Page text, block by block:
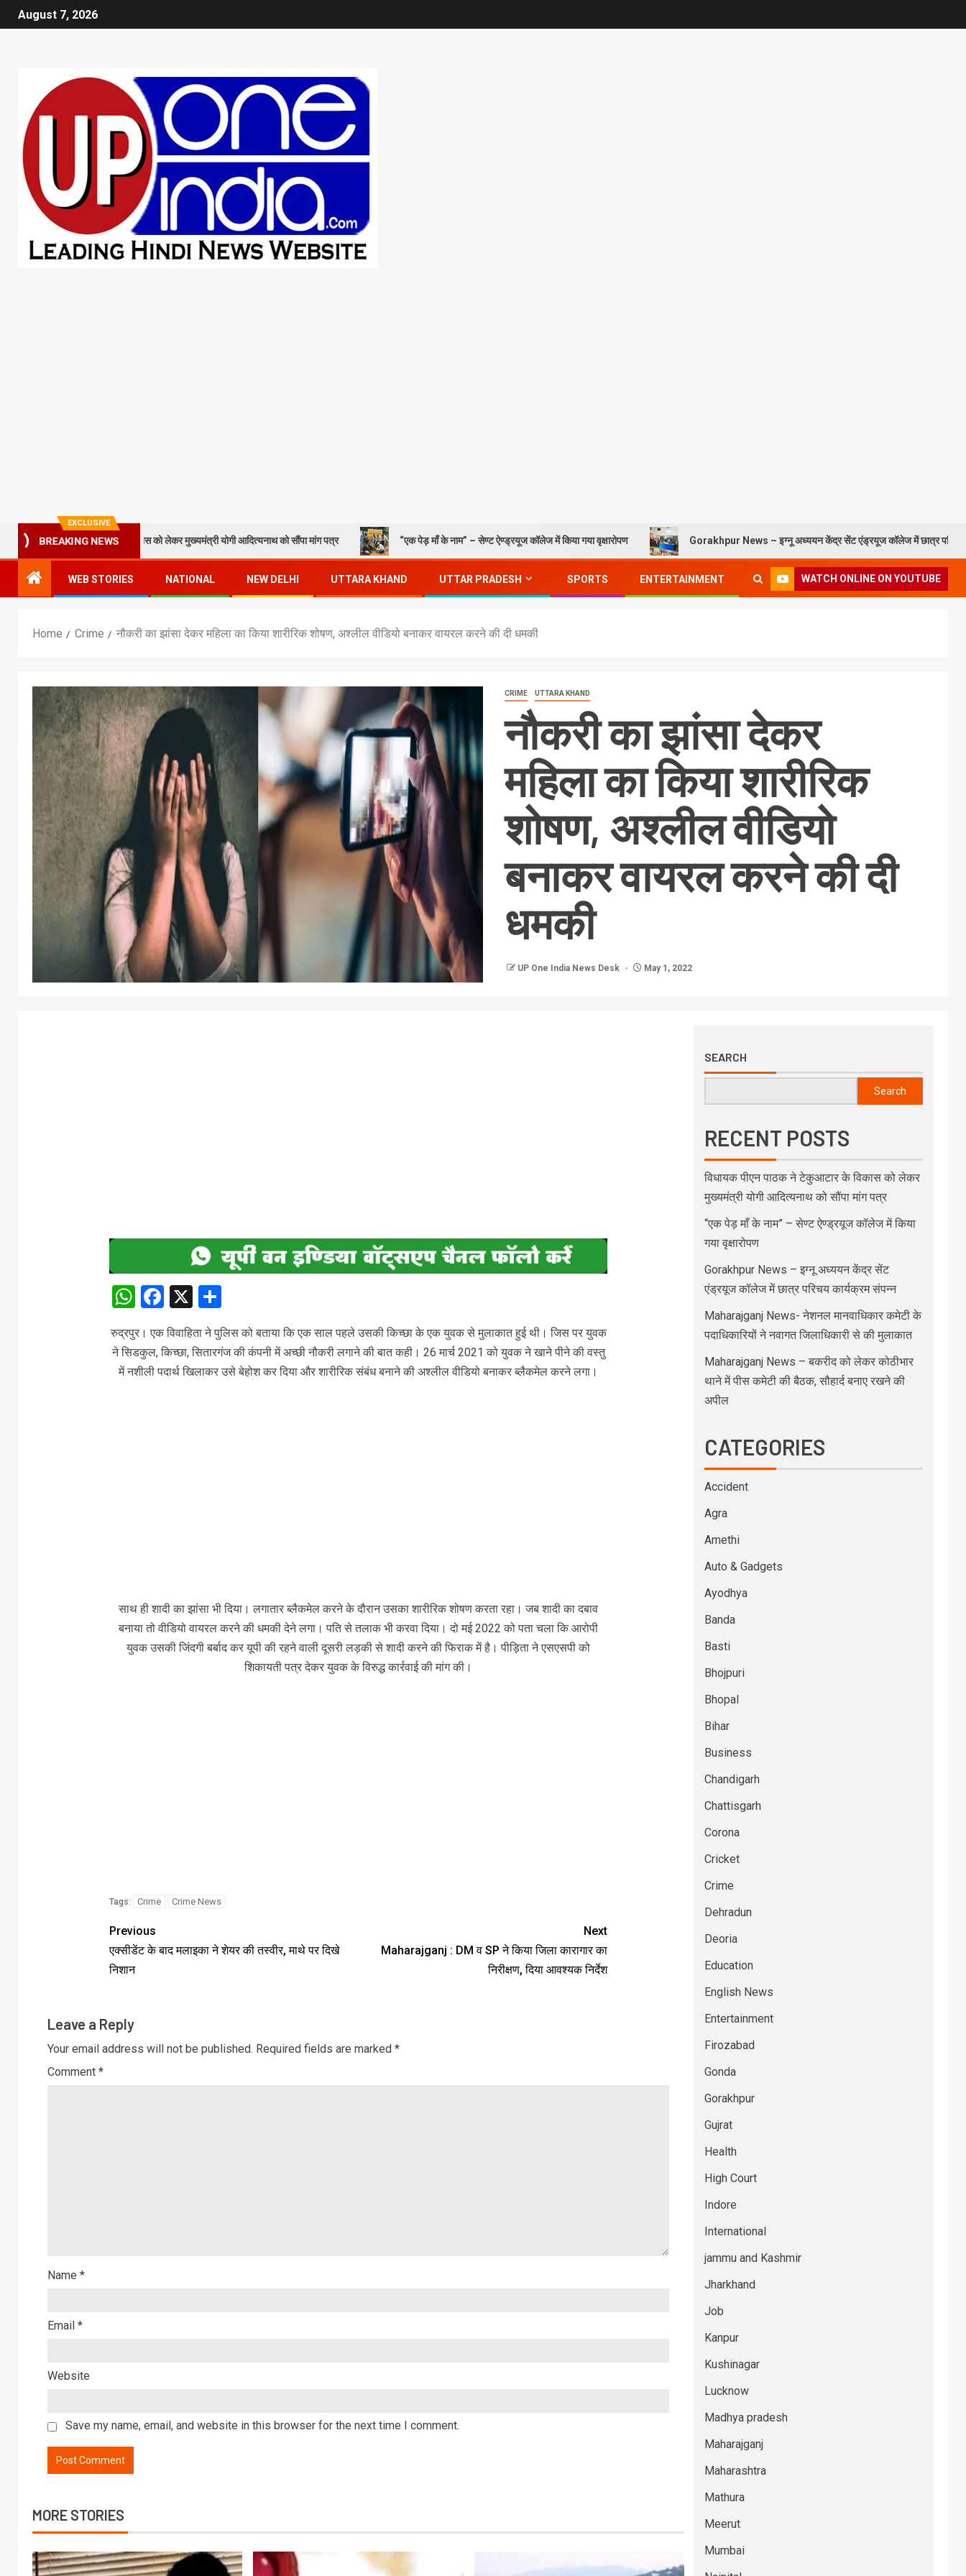
August 7, 2026
EXCLUSIVE
BREAKING NEWS
पाठक ने टेकुआटार के विकास को लेकर मुख्यमंत्री योगी आदित्यनाथ को सौंपा मांग पत्र “एक पेड़ माँ के नाम” – सेण्ट ऐण्ड्रयूज कॉलेज में किया गया वृक्षारोपण Gorakhpur News – इग्नू अध्ययन केंद्र सेंट एंड्रयूज कॉलेज में छात्र परिचय कार्यक्रम
WEB STORIES NATIONAL NEW DELHI UTTARA KHAND UTTAR PRADESH SPORTS ENTERTAINMENT WATCH ONLINE ON YOUTUBE
Home Crime नौकरी का झांसा देकर महिला का किया शारीरिक शोषण, अश्लील वीडियो बनाकर वायरल करने की दी धमकी
CRIME UTTARA KHAND
नौकरी का झांसा देकर
महिला का किया शारीरिक
शोषण, अश्लील वीडियो
बनाकर वायरल करने की दी
धमकी
UP One India News Desk May 1, 2022
WhatsApp
Facebook
X
रुद्रपुर। एक विवाहिता ने पुलिस को बताया कि एक साल पहले उसकी किच्छा के एक युवक से मुलाकात हुई थी। जिस पर युवक
ने सिडकुल, किच्छा, सितारगंज की कंपनी में अच्छी नौकरी लगाने की बात कही। 26 मार्च 2021 को युवक ने खाने पीने की वस्तु
में नशीली पदार्थ खिलाकर उसे बेहोश कर दिया और शारीरिक संबंध बनाने की अश्लील वीडियो बनाकर ब्लैकमेल करने लगा।
साथ ही शादी का झांसा भी दिया। लगातार ब्लैकमेल करने के दौरान उसका शारीरिक शोषण करता रहा। जब शादी का दबाव
बनाया तो वीडियो वायरल करने की धमकी देने लगा। पति से तलाक भी करवा दिया। दो मई 2022 को पता चला कि आरोपी
युवक उसकी जिंदगी बर्बाद कर यूपी की रहने वाली दूसरी लड़की से शादी करने की फिराक में है। पीड़िता ने एसएसपी को
शिकायती पत्र देकर युवक के विरुद्ध कार्रवाई की मांग की।
Tags: Crime Crime News
Previous
एक्सीडेंट के बाद मलाइका ने शेयर की तस्वीर, माथे पर दिखे
निशान
Next
Maharajganj : DM व SP ने किया जिला कारागार का
निरीक्षण, दिया आवश्यक निर्देश
Leave a Reply
Your email address will not be published. Required fields are marked *
Comment *
Name *
Email *
Website
Save my name, email, and website in this browser for the next time I comment.
MORE STORIES
SEARCH
Search
RECENT POSTS
विधायक पीएन पाठक ने टेकुआटार के विकास को लेकर
मुख्यमंत्री योगी आदित्यनाथ को सौंपा मांग पत्र
“एक पेड़ माँ के नाम” – सेण्ट ऐण्ड्रयूज कॉलेज में किया
गया वृक्षारोपण
Gorakhpur News – इग्नू अध्ययन केंद्र सेंट
एंड्रयूज कॉलेज में छात्र परिचय कार्यक्रम संपन्न
Maharajganj News- नेशनल मानवाधिकार कमेटी के
पदाधिकारियों ने नवागत जिलाधिकारी से की मुलाकात
Maharajganj News – बकरीद को लेकर कोठीभार
थाने में पीस कमेटी की बैठक, सौहार्द बनाए रखने की
अपील
CATEGORIES
Accident
Agra
Amethi
Auto & Gadgets
Ayodhya
Banda
Basti
Bhojpuri
Bhopal
Bihar
Business
Chandigarh
Chattisgarh
Corona
Cricket
Crime
Dehradun
Deoria
Education
English News
Entertainment
Firozabad
Gonda
Gorakhpur
Gujrat
Health
High Court
Indore
International
jammu and Kashmir
Jharkhand
Job
Kanpur
Kushinagar
Lucknow
Madhya pradesh
Maharajganj
Maharashtra
Mathura
Meerut
Mumbai